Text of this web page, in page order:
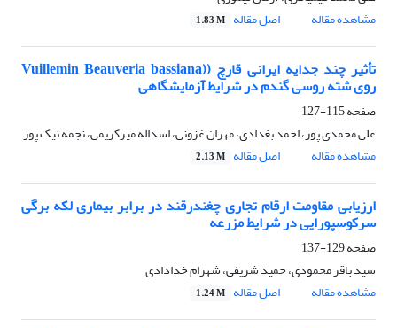
مشاهده مقاله
اصل مقاله 1.83 M
تأثیر چند جدایه ایرانی قارچ ((Vuillemin Beauveria bassiana
روی شته روسی گندم در شرایط آزمایشگاهی
صفحه115-127
علی محمدی پور، احمد بغدادی، مهران غزونی، اسداله میرکریمی، نجمه نیک پور
مشاهده مقاله
اصل مقاله 2.13 M
ارزیابی مقاومت ارقام تجاری چغندرقند در برابر بیماری لکه برگی
سرکوسپورایی در شرایط مزرعه
صفحه129-137
سید باقر محمودی، حمید شریفی، شهرام خدادادی
مشاهده مقاله
اصل مقاله 1.24 M